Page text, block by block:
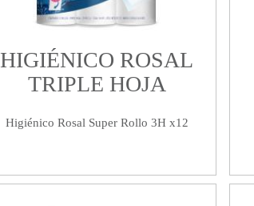
HIGIÉNICO ROSAL
TRIPLE HOJA
Higiénico Rosal Super Rollo 3H x12